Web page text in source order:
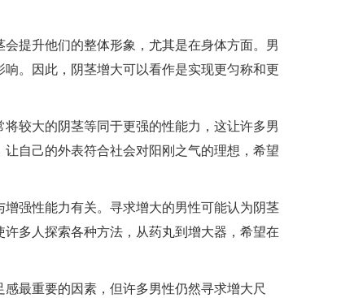
提升他们的整体形象，尤其是在身体方面。男
。因此，阴茎增大可以看作是实现更匀称和更
将较大的阴茎等同于更强的性能力，这让许多男
自己的外表符合社会对阳刚之气的理想，希望
增强性能力有关。寻求增大的男性可能认为阴茎
多人探索各种方法，从药丸到增大器，希望在
最重要的因素，但许多男性仍然寻求增大尺